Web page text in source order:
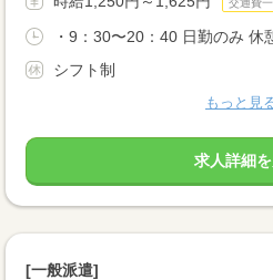
交通費
・9：30〜20：40 日勤のみ 休
シフト制
もっと見
求人詳細
[一般派遣]